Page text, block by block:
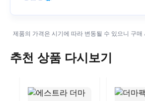
제품의 가격은 시기에 따라 변동될 수 있으니 구매
추천 상품 다시보기